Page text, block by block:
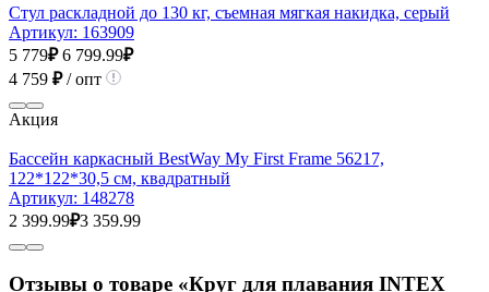
Стул раскладной до 130 кг, съемная мягкая накидка, серый
Артикул: 163909
5 779₽ 6 799.99₽
4 759 ₽/ опт
Акция
Бассейн каркасный BestWay My First Frame 56217,
122*122*30,5 см, квадратный
Артикул: 148278
2 399.99₽3 359.99
Отзывы о товаре «Круг для плавания INTEX